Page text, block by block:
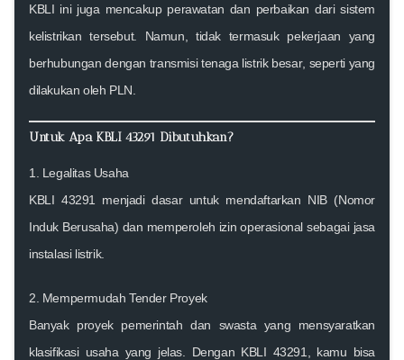
KBLI ini juga mencakup perawatan dan perbaikan dari sistem
kelistrikan tersebut. Namun, tidak termasuk pekerjaan yang
berhubungan dengan transmisi tenaga listrik besar, seperti yang
dilakukan oleh PLN.
Untuk Apa KBLI 43291 Dibutuhkan?
1. Legalitas Usaha
KBLI 43291 menjadi dasar untuk mendaftarkan NIB (Nomor
Induk Berusaha) dan memperoleh izin operasional sebagai jasa
instalasi listrik.
2. Mempermudah Tender Proyek
Banyak proyek pemerintah dan swasta yang mensyaratkan
klasifikasi usaha yang jelas. Dengan KBLI 43291, kamu bisa